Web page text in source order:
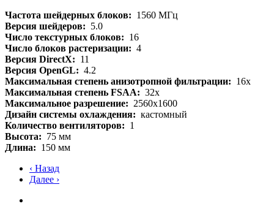
Частота шейдерных блоков: 1560 МГц
Версия шейдеров: 5.0
Число текстурных блоков: 16
Число блоков растеризации: 4
Версия DirectX: 11
Версия OpenGL: 4.2
Максимальная степень анизотропной фильтрации: 16x
Максимальная степень FSAA: 32x
Максимальное разрешение: 2560x1600
Дизайн системы охлаждения: кастомный
Количество вентиляторов: 1
Высота: 75 мм
Длина: 150 мм
‹ Назад
Далее ›